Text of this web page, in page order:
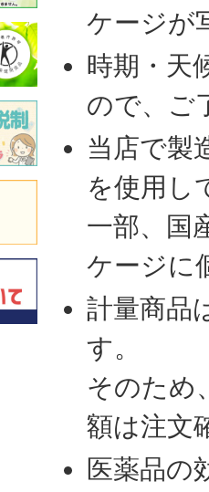
ケージが
時期・天
ので、ご
当店で製
を使用し
一部、国
ケージに
計量商品
す。
そのため
額は注文
医薬品の